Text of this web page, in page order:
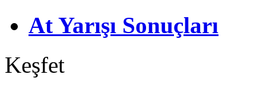
At Yarışı Sonuçları
Keşfet